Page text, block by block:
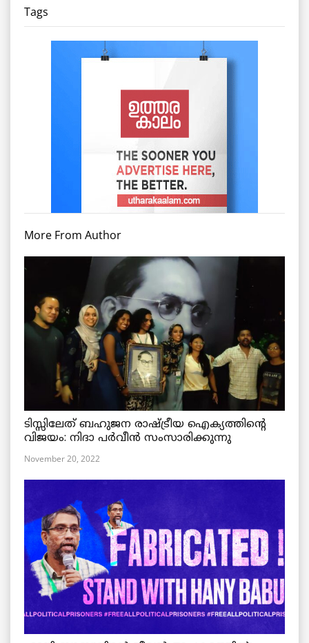
Tags
More From Author
ടിസ്സിലേത് ബഹുജന രാഷ്ട്രീയ ഐക്യത്തിന്റെ
വിജയം: നിദാ പർവീൻ സംസാരിക്കുന്നു
November 20, 2022